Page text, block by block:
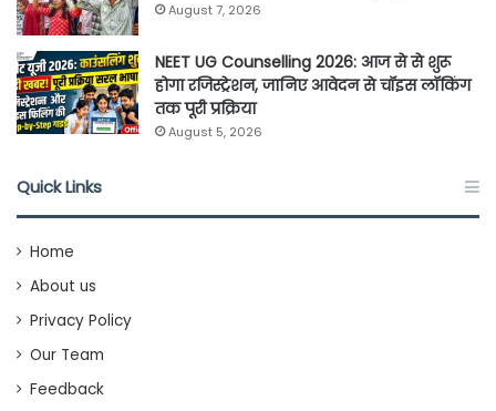
August 7, 2026
NEET UG Counselling 2026: आज से से शुरू
होगा रजिस्ट्रेशन, जानिए आवेदन से चॉइस लॉकिंग
तक पूरी प्रक्रिया
August 5, 2026
Quick Links
Home
About us
Privacy Policy
Our Team
Feedback